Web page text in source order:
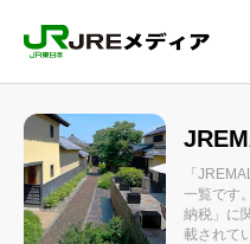
「
一覧です
納税」に
載されて